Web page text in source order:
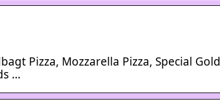
Pizza, Mozzarella Pizza, Special Gold
…